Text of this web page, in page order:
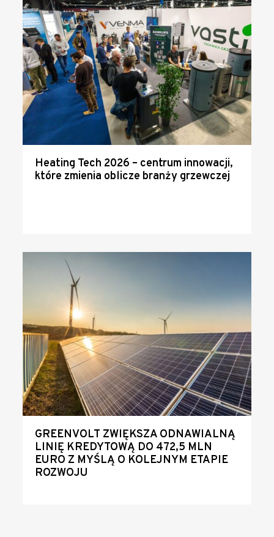
Heating Tech 2026 – centrum innowacji,
które zmienia oblicze branży grzewczej
GREENVOLT ZWIĘKSZA ODNAWIALNĄ
LINIĘ KREDYTOWĄ DO 472,5 MLN
EURO Z MYŚLĄ O KOLEJNYM ETAPIE
ROZWOJU